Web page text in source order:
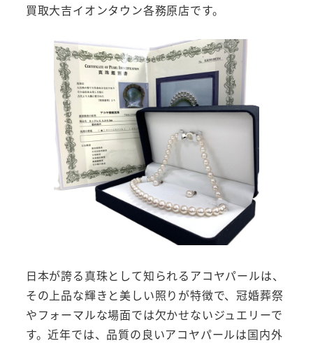
買取大吉イオンタウン各務原店です。
日本が誇る真珠として知られるアコヤパールは、
その上品な輝きと美しい照りが特徴で、冠婚葬祭
やフォーマルな場面では欠かせないジュエリーで
す。近年では、品質の良いアコヤパールは国内外